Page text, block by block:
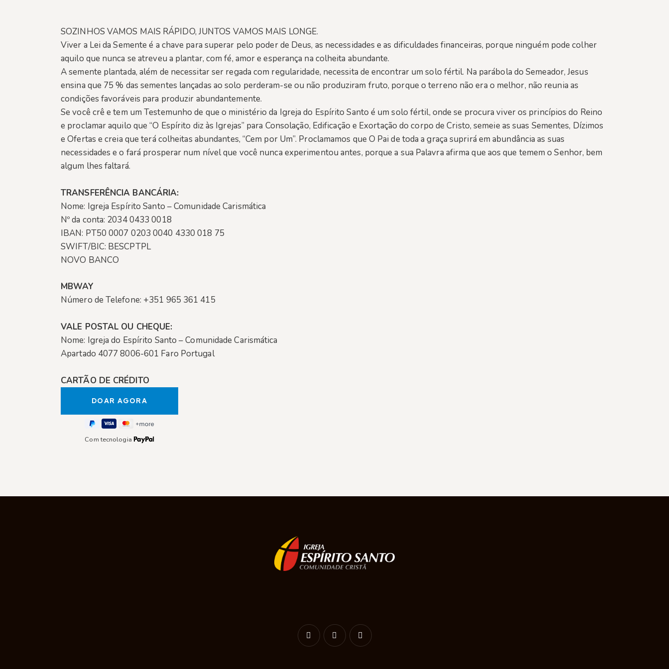
SOZINHOS VAMOS MAIS RÁPIDO, JUNTOS VAMOS MAIS LONGE.
Viver a Lei da Semente é a chave para superar pelo poder de Deus, as necessidades e as dificuldades financeiras, porque ninguém pode colher
aquilo que nunca se atreveu a plantar, com fé, amor e esperança na colheita abundante.
A semente plantada, além de necessitar ser regada com regularidade, necessita de encontrar um solo fértil. Na parábola do Semeador, Jesus
ensina que 75 % das sementes lançadas ao solo perderam-se ou não produziram fruto, porque o terreno não era o melhor, não reunia as
condições favoráveis para produzir abundantemente.
Se você crê e tem um Testemunho de que o ministério da Igreja do Espírito Santo é um solo fértil, onde se procura viver os princípios do Reino
e proclamar aquilo que “O Espírito diz às Igrejas” para Consolação, Edificação e Exortação do corpo de Cristo, semeie as suas Sementes, Dízimos
e Ofertas e creia que terá colheitas abundantes, “Cem por Um”. Proclamamos que O Pai de toda a graça suprirá em abundância as suas
necessidades e o fará prosperar num nível que você nunca experimentou antes, porque a sua Palavra afirma que aos que temem o Senhor, bem
algum lhes faltará.
TRANSFERÊNCIA BANCÁRIA:
Nome: Igreja Espírito Santo – Comunidade Carismática
Nº da conta: 2034 0433 0018
IBAN: PT50 0007 0203 0040 4330 018 75
SWIFT/BIC: BESCPTPL
NOVO BANCO
MBWAY
Número de Telefone: +351 965 361 415
VALE POSTAL OU CHEQUE:
Nome: Igreja do Espírito Santo – Comunidade Carismática
Apartado 4077 8006-601 Faro Portugal
CARTÃO DE CRÉDITO
Com tecnologia